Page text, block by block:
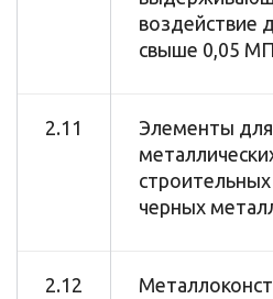
воздействие
свыше 0,05
2.11
Элементы для
строительных
черных
2.12